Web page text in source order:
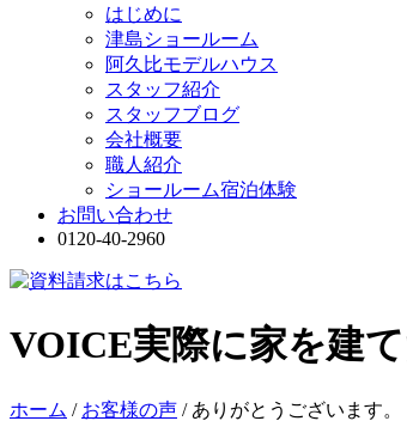
はじめに
津島ショールーム
阿久比モデルハウス
スタッフ紹介
スタッフブログ
会社概要
職人紹介
ショールーム宿泊体験
お問い合わせ
0120-40-2960
VOICE実際に家を建
ホーム / お客様の声 / ありがとうございます。